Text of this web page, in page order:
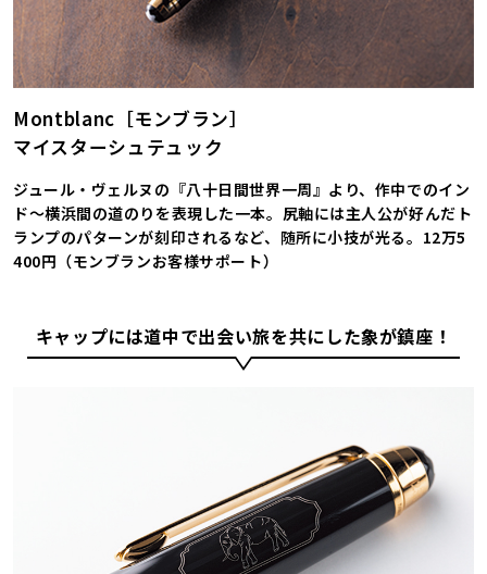
Montblanc［モンブラン］
マイスターシュテュック
ジュール・ヴェルヌの『八十日間世界一周』より、作中でのイン
ド～横浜間の道のりを表現した一本。尻軸には主人公が好んだト
ランプのパターンが刻印されるなど、随所に小技が光る。12万5
400円（モンブランお客様サポート）
キャップには道中で出会い旅を共にした象が鎮座！